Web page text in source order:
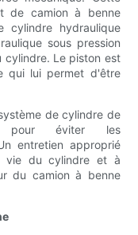
de camion à benne
cylindre hydraulique
sous pression
cylindre. Le piston est
qui lui permet d'être
de cylindre de
pour éviter les
entretien approprié
vie du cylindre et à
du camion à benne